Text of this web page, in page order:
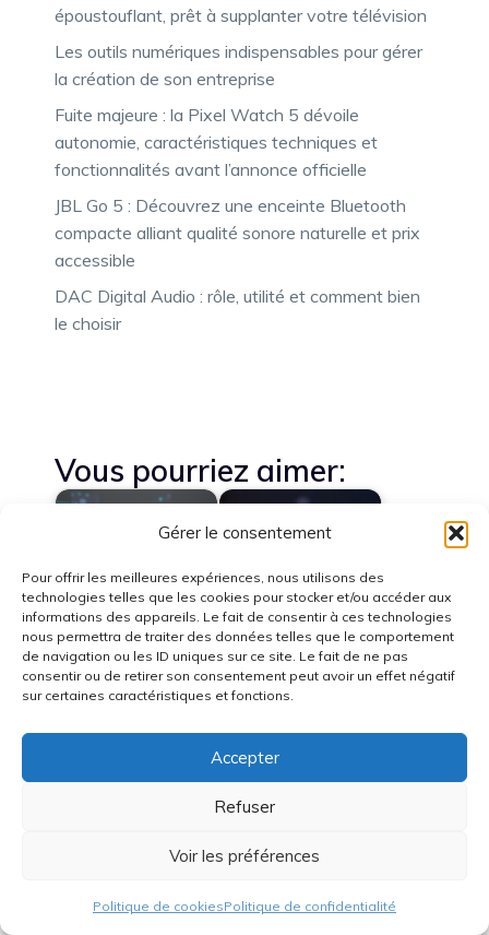
Gérer le consentement
Pour offrir les meilleures expériences, nous utilisons des
technologies telles que les cookies pour stocker et/ou accéder aux
informations des appareils. Le fait de consentir à ces technologies
nous permettra de traiter des données telles que le comportement
de navigation ou les ID uniques sur ce site. Le fait de ne pas
consentir ou de retirer son consentement peut avoir un effet négatif
sur certaines caractéristiques et fonctions.
Accepter
Refuser
Voir les préférences
Politique de cookiesPolitique de confidentialité
époustouflant, prêt à supplanter votre télévision
Les outils numériques indispensables pour gérer
la création de son entreprise
Fuite majeure : la Pixel Watch 5 dévoile
autonomie, caractéristiques techniques et
fonctionnalités avant l’annonce officielle
JBL Go 5 : Découvrez une enceinte Bluetooth
compacte alliant qualité sonore naturelle et prix
accessible
DAC Digital Audio : rôle, utilité et comment bien
le choisir
Vous pourriez aimer:
OpenAI prépare le
lancement de ses
premiers…
iOS 27 : Apple
intègre enfin un
égaliseur audio…
Rumeurs photo 2026
: découvrez les
Selon un rapport, les
nouveaux modèles
ChatGPT…